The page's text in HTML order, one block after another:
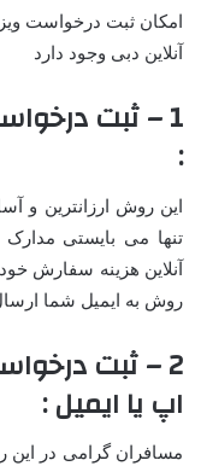
آنلاین دبی وجود دارد
1 – ثبت
:
این روش ارزانترین و
تنها می بایستی
آنلاین هزینه سفارش
روش به ایمیل شما
2 – ثبت
اپ یا ایمیل :
مسافران گرامی در